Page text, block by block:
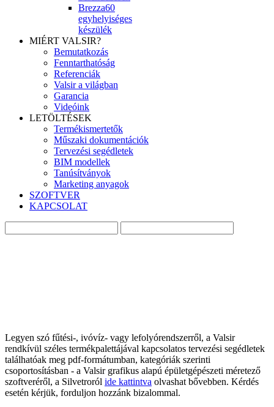
Brezza60
egyhelyiséges
készülék
MIÉRT VALSIR?
Bemutatkozás
Fenntarthatóság
Referenciák
Valsir a világban
Garancia
Videóink
LETÖLTÉSEK
Termékismertetők
Műszaki dokumentációk
Tervezési segédletek
BIM modellek
Tanúsítványok
Marketing anyagok
SZOFTVER
KAPCSOLAT
Legyen szó fűtési-, ivóvíz- vagy lefolyórendszerről, a Valsir
rendkívül széles termékpalettájával kapcsolatos tervezési segédletek
találhatóak meg pdf-formátumban, kategóriák szerinti
csoportosításban - a Valsir grafikus alapú épületgépészeti méretező
szoftveréről, a Silvetroról ide kattintva olvashat bővebben. Kérdés
esetén kérjük, forduljon hozzánk bizalommal.